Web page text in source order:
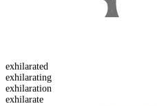
exhilarated
exhilarating
exhilaration
exhilarate